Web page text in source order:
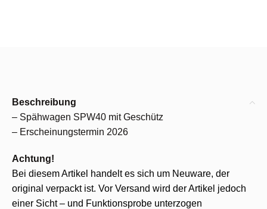
Beschreibung
– Spähwagen SPW40 mit Geschütz
– Erscheinungstermin 2026
Achtung!
Bei diesem Artikel handelt es sich um Neuware, der
original verpackt ist. Vor Versand wird der Artikel jedoch
einer Sicht – und Funktionsprobe unterzogen